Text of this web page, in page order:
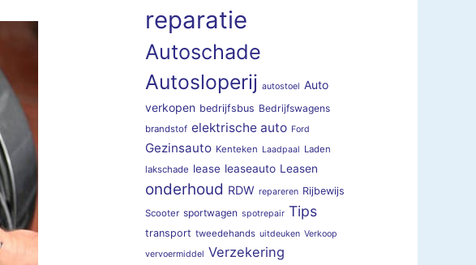
reparatie
Autoschade
Autosloperij autostoel Auto
verkopen bedrijfsbus Bedrijfswagens
brandstof elektrische auto Ford
Gezinsauto Kenteken Laadpaal Laden
lakschade lease leaseauto Leasen
onderhoud RDW repareren Rijbewijs
Scooter sportwagen spotrepair Tips
transport tweedehands uitdeuken Verkoop
vervoermiddel Verzekering